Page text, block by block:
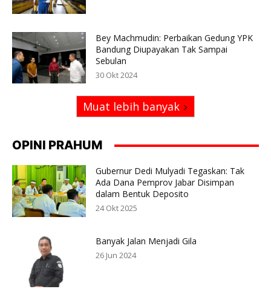
Bey Machmudin: Perbaikan Gedung YPK
Bandung Diupayakan Tak Sampai
Sebulan
30 Okt 2024
Muat lebih banyak
OPINI PRAHUM
Gubernur Dedi Mulyadi Tegaskan: Tak
Ada Dana Pemprov Jabar Disimpan
dalam Bentuk Deposito
24 Okt 2025
Banyak Jalan Menjadi Gila
26 Jun 2024